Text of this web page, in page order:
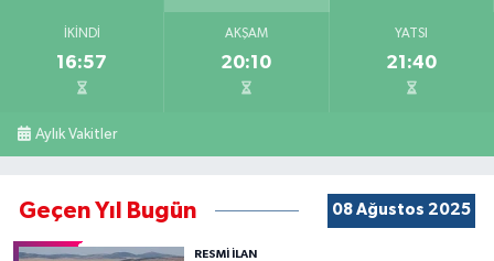
İKINDI
16:57
AKŞAM
20:10
YATSI
21:40
Aylık Vakitler
Geçen Yıl Bugün 08 Ağustos 2025
RESMİ İLAN